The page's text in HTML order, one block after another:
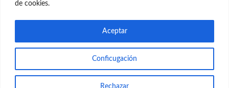
de cookies.
Conficugación
Rechazar
Aceptar
© el Radar del Rejuvenecimiento